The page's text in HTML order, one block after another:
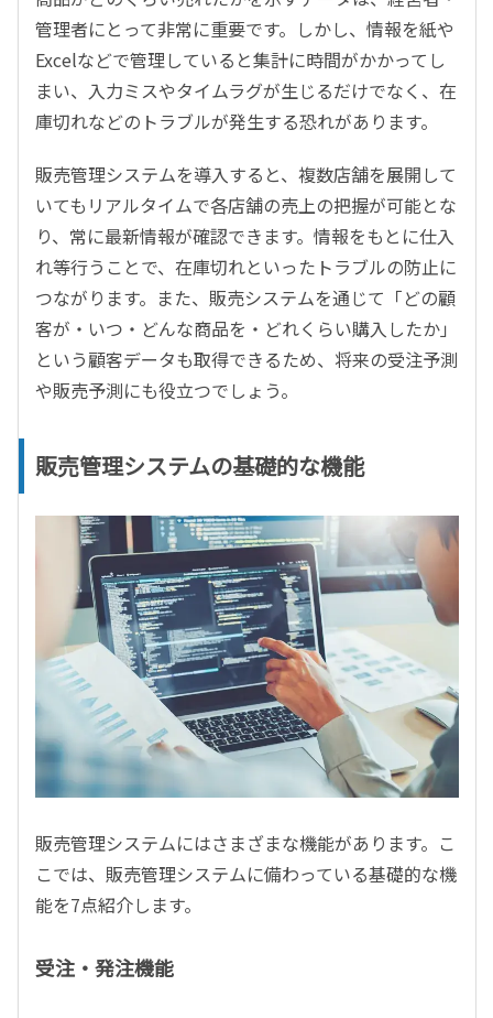
管理者にとって非常に重要です。しかし、情報を紙や
Excelなどで管理していると集計に時間がかかってし
まい、入力ミスやタイムラグが生じるだけでなく、在
庫切れなどのトラブルが発生する恐れがあります。
販売管理システムを導入すると、複数店舗を展開して
いてもリアルタイムで各店舗の売上の把握が可能とな
り、常に最新情報が確認できます。情報をもとに仕入
れ等行うことで、在庫切れといったトラブルの防止に
つながります。また、販売システムを通じて「どの顧
客が・いつ・どんな商品を・どれくらい購入したか」
という顧客データも取得できるため、将来の受注予測
や販売予測にも役立つでしょう。
販売管理システムの基礎的な機能
販売管理システムにはさまざまな機能があります。こ
こでは、販売管理システムに備わっている基礎的な機
能を7点紹介します。
受注・発注機能